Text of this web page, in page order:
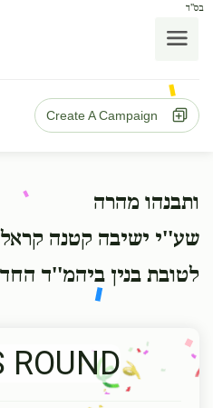
בס"ד
Create A Campaign
ותבנהו מהרה
שע''י ישיבה קטנה
לטובת בנין ביהמ''ד
ROUND